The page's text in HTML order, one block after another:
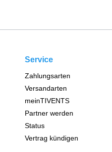
Service
Zahlungsarten
Versandarten
meinTIVENTS
Partner werden
Status
Vertrag kündigen